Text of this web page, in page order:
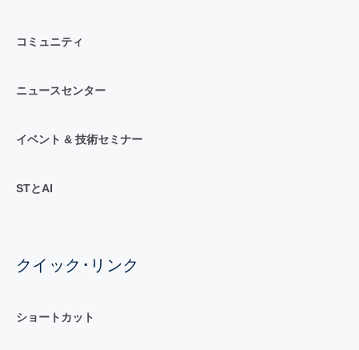
コミュニティ
ニュースセンター
イベント & 技術セミナー
STとAI
クイック･リンク
ショートカット